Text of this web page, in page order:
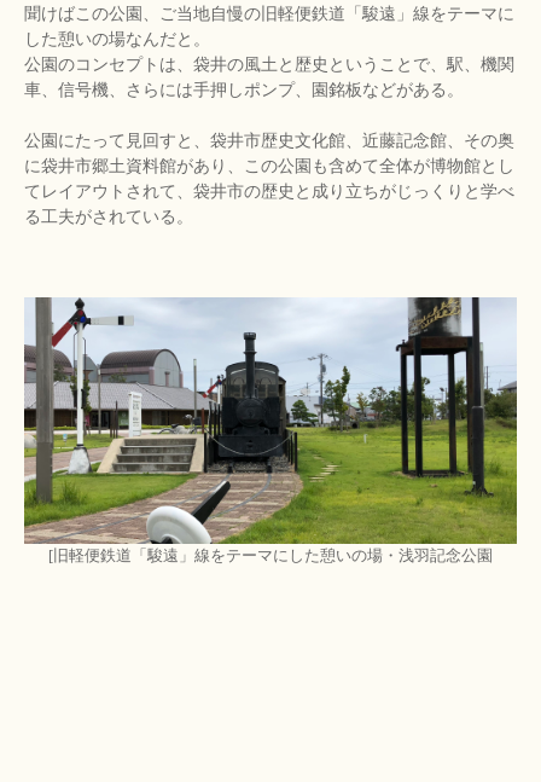
聞けばこの公園、ご当地自慢の旧軽便鉄道「駿遠」線をテーマに
した憩いの場なんだと。
公園のコンセプトは、袋井の風土と歴史ということで、駅、機関
車、信号機、さらには手押しポンプ、園銘板などがある。
公園にたって見回すと、袋井市歴史文化館、近藤記念館、その奥
に袋井市郷土資料館があり、この公園も含めて全体が博物館とし
てレイアウトされて、袋井市の歴史と成り立ちがじっくりと学べ
る工夫がされている。
[旧軽便鉄道「駿遠」線をテーマにした憩いの場・浅羽記念公園